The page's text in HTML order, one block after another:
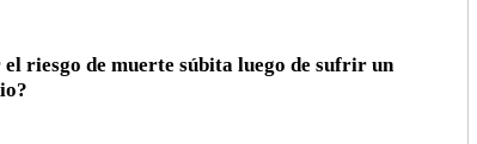
el riesgo de muerte súbita luego de sufrir un